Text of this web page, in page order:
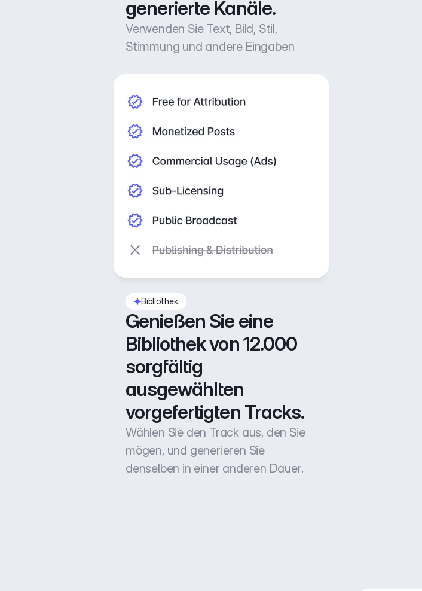
generierte Kanäle.
Verwenden Sie Text, Bild, Stil,
Stimmung und andere Eingaben
Bibliothek
Genießen Sie eine
Bibliothek von 12.000
sorgfältig
ausgewählten
vorgefertigten Tracks.
Wählen Sie den Track aus, den Sie
mögen, und generieren Sie
denselben in einer anderen Dauer.